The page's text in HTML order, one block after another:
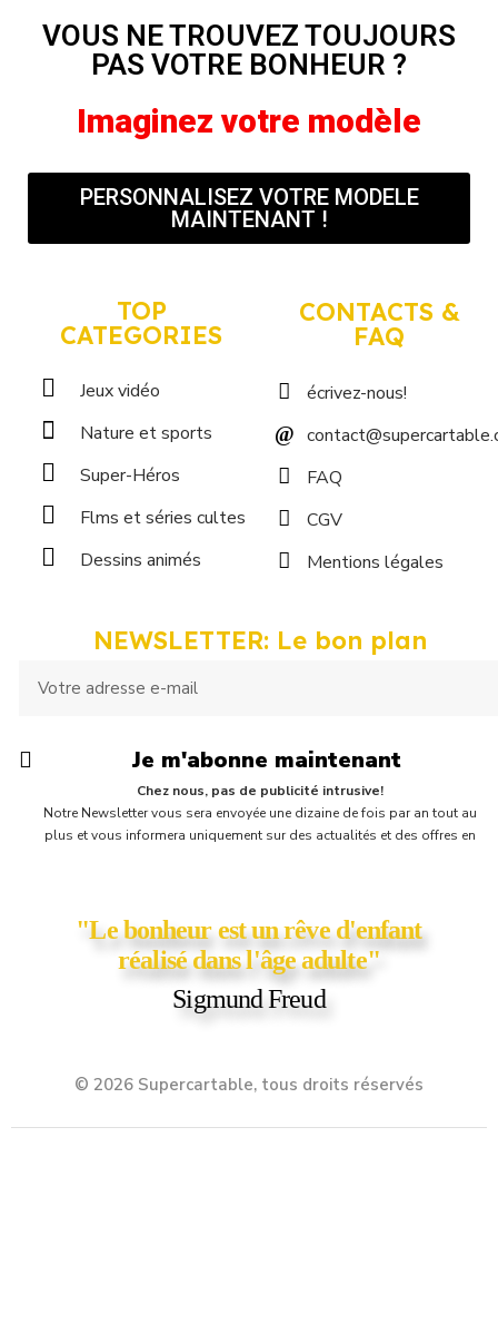
VOUS NE TROUVEZ TOUJOURS
PAS VOTRE BONHEUR ?
Imaginez votre modèle
PERSONNALISEZ VOTRE MODELE
MAINTENANT !
TOP
CATEGORIES
Jeux vidéo
Nature et sports
Super-Héros
Flms et séries cultes
Dessins animés
CONTACTS &
FAQ
écrivez-nous!
FAQ
CGV
Mentions légales
NEWSLETTER: Le bon plan
Je m'abonne maintenant
Chez nous, pas de publicité intrusive!
Notre Newsletter vous sera envoyée une dizaine de fois par an tout au
plus et vous informera uniquement sur des actualités et des offres en
"Le bonheur est un rêve d'enfant
réalisé dans l'âge adulte"
Sigmund Freud
© 2026 Supercartable, tous droits réservés